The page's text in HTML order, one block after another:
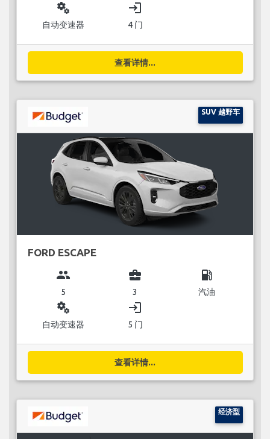
miscellaneous_services
自动变速器
login
4 门
查看详情...
SUV 越野车
FORD ESCAPE
group
5
business_center
3
local_gas_station
汽油
miscellaneous_services
自动变速器
login
5 门
查看详情...
经济型